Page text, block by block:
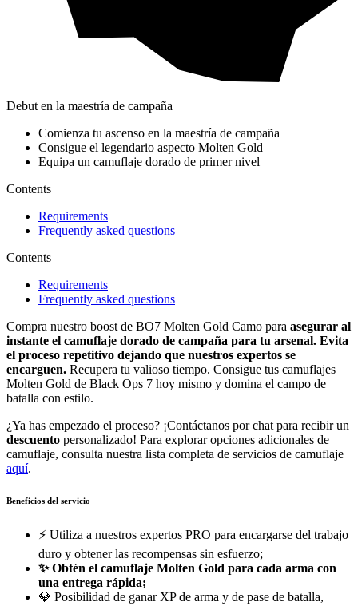
Debut en la maestría de campaña
Comienza tu ascenso en la maestría de campaña
Consigue el legendario aspecto Molten Gold
Equipa un camuflaje dorado de primer nivel
Contents
Requirements
Frequently asked questions
Contents
Requirements
Frequently asked questions
Compra nuestro boost de BO7 Molten Gold Camo para asegurar al
instante el camuflaje dorado de campaña para tu arsenal. Evita
el proceso repetitivo dejando que nuestros expertos se
encarguen. Recupera tu valioso tiempo. Consigue tus camuflajes
Molten Gold de Black Ops 7 hoy mismo y domina el campo de
batalla con estilo.
¿Ya has empezado el proceso? ¡Contáctanos por chat para recibir un
descuento personalizado! Para explorar opciones adicionales de
camuflaje, consulta nuestra lista completa de servicios de camuflaje
aquí.
Beneficios del servicio
⚡ Utiliza a nuestros expertos PRO para encargarse del trabajo
duro y obtener las recompensas sin esfuerzo;
✨Obtén el camuflaje Molten Gold para cada arma con
una entrega rápida;
💎 Posibilidad de ganar XP de arma y de pase de batalla,